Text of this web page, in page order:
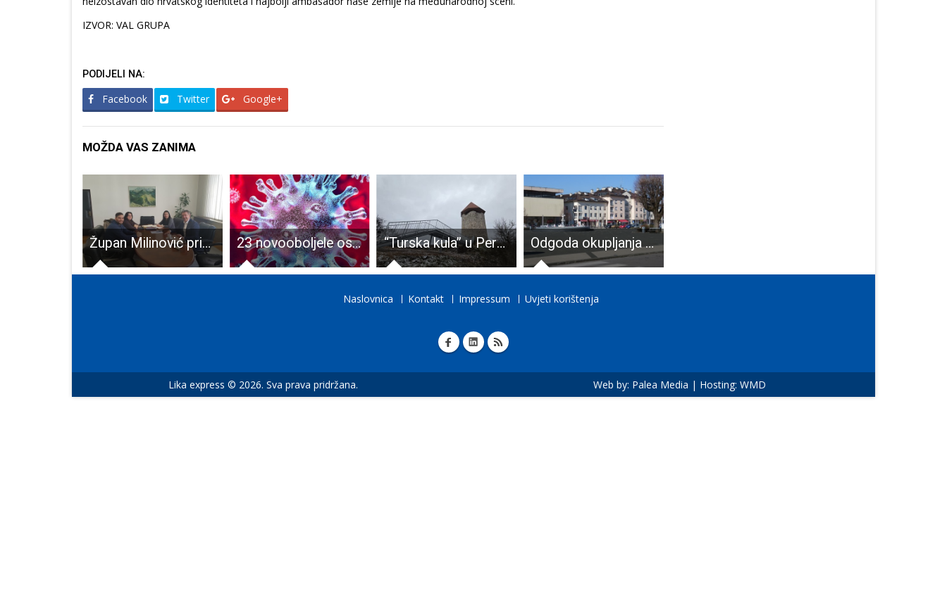
IZVOR: VAL GRUPA
PODIJELI NA:
Facebook Twitter Google+
MOŽDA VAS ZANIMA
Župan Milinović primio čelnike udruge AnimalLika 23 novooboljele osobe od COVID-19, dvije preminule “Turska kula” u Perušiću dobila novo ruho Odgoda okupljanja i skupova na kojima sudjeluje više od 1,000 ljudi
Naslovnica Kontakt Impressum Uvjeti korištenja
Lika express © 2026. Sva prava pridržana. Web by: Palea Media | Hosting: WMD